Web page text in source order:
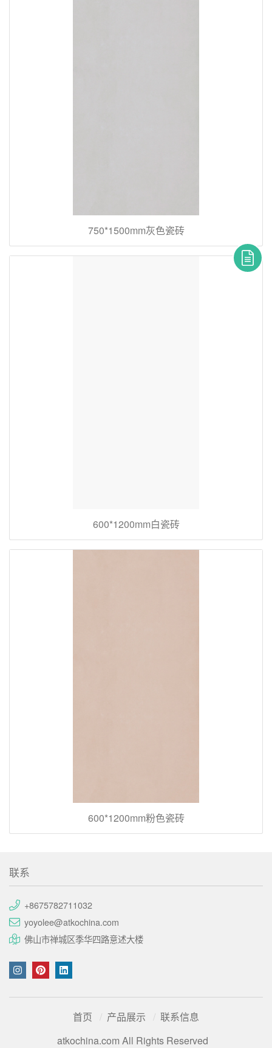
750*1500mm灰色瓷砖
600*1200mm白瓷砖
600*1200mm粉色瓷砖
联系
+8675782711032
yoyolee@atkochina.com
佛山市禅城区季华四路意述大楼
首页 产品展示
联系信息
atkochina.com All Rights Reserved